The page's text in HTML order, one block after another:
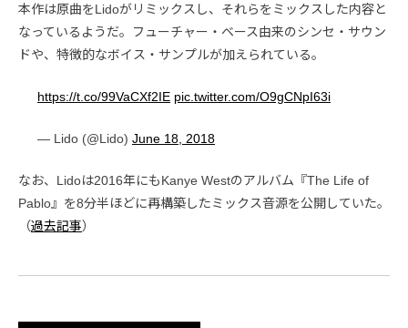
本作は原曲をLidoがリミックスし、それらをミックスした内容と
なっているようだ。フューチャー・ベース由来のシンセ・サウン
ドや、特徴的なボイス・サンプルが加えられている。
https://t.co/99VaCXf2IE pic.twitter.com/O9gCNpI63i
— Lido (@Lido) June 18, 2018
なお、Lidoは2016年にもKanye Westのアルバム『The Life of
Pablo』を8分半ほどに再構築したミックス音源を公開していた。
（過去記事）